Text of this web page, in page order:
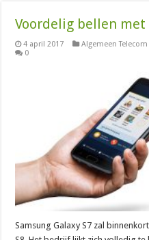
Voordelig bellen met
4 april 2017 Algemeen
0
Samsung Galaxy S7 zal